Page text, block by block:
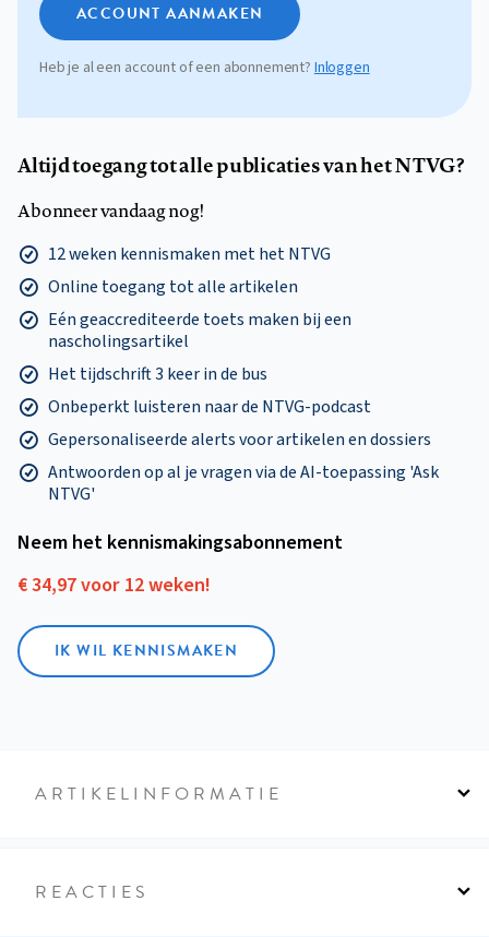
ACCOUNT AANMAKEN
Heb je al een account of een abonnement? Inloggen
Altijd toegang tot alle publicaties van het NTVG?
Abonneer vandaag nog!
12 weken kennismaken met het NTVG
Online toegang tot alle artikelen
Eén geaccrediteerde toets maken bij een
nascholingsartikel
Het tijdschrift 3 keer in de bus
Onbeperkt luisteren naar de NTVG-podcast
Gepersonaliseerde alerts voor artikelen en dossiers
Antwoorden op al je vragen via de AI-toepassing 'Ask
NTVG'
Neem het kennismakings­abonnement
€ 34,97 voor 12 weken!
IK WIL KENNISMAKEN
ARTIKELINFORMATIE
REACTIES